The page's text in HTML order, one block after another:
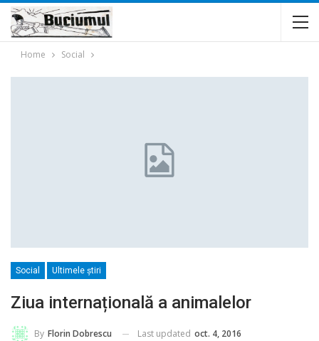
Home Social
Social Ultimele ştiri
Ziua internațională a animalelor
By Florin Dobrescu Last updated oct. 4, 2016